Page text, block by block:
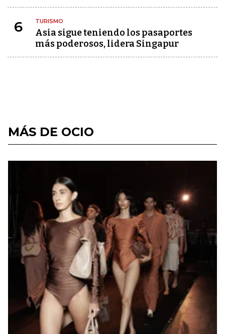
6 TURISMO
Asia sigue teniendo los pasaportes
más poderosos, lidera Singapur
MÁS DE OCIO